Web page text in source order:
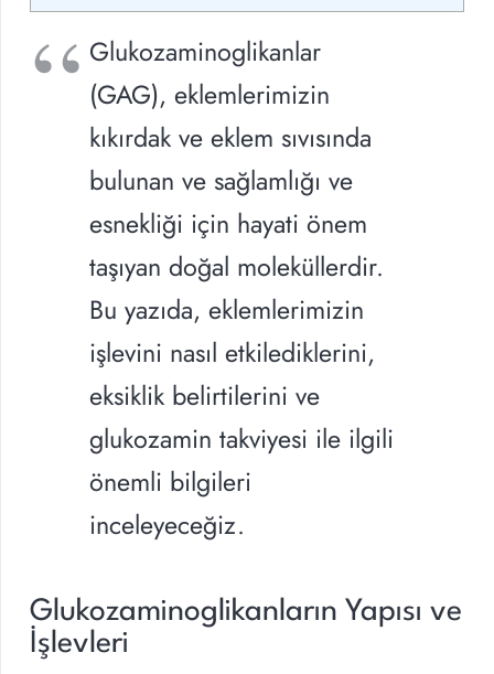
Glukozaminoglikanlar
(GAG), eklemlerimizin
kıkırdak ve eklem sıvısında
bulunan ve sağlamlığı ve
esnekliği için hayati önem
taşıyan doğal moleküllerdir.
Bu yazıda, eklemlerimizin
işlevini nasıl etkilediklerini,
eksiklik belirtilerini ve
glukozamin takviyesi ile ilgili
önemli bilgileri
inceleyeceğiz.
Glukozaminoglikanların Yapısı ve
İşlevleri